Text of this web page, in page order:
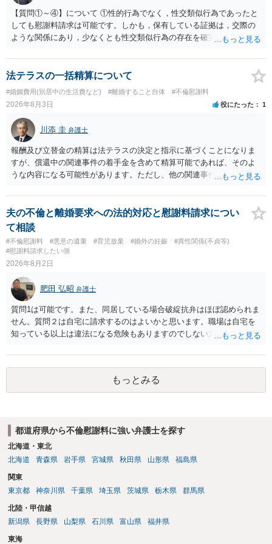
め、未就学のお子様について貴方が主として養育しているのであれ
ば、保育園等への送迎、食事・入浴・寝かしつけ等の日常的な育児、
通院や予防接種への対応、保育園との連絡、夫婦それぞれの勤務状
況、別居後にどのような養育環境を用意できるかといった、これまで
の監護実績や今後の生活状況について整理しておくとよいでしょう。
養育費については、離婚後も父母双方がそれぞれの収入に応じて負担
するのが原則となります。
【質問①～④】について ①性的行為でなく，性交類似行為であったと
しても慰謝料請求は可能です。しかも，保有している証拠は，交際の
ような関係にあり，少なくとも性交類似行為の存在を確実に証明でき
ことを窺わせるものです。）。ですから，慰謝料請求を進めることで
よいと思います。 ただ．慰謝料額については，婚姻破綻に至っていな
いとして，この点を考慮されることになるかもしれません。 ②夫との
今後のことを考えて書いてもらうか否かを検討するのがよいと思いま
す。今ある証拠以上のことを証明（証明力を強めることも含む）でき
るのであれば，前向きに検討を進めるという考え方でもよいでしょ
う。慰謝料請求としては証拠として使えることが前提であり，その価
値と夫との関係との均衡のように思います。 ③行政書士に委任をして
いるのであれば，どのような内容の委任なのか不明ですが，その行政
書士との協議になると思います。請求するか，訴訟にするか，その点
の見極めや，相手方は性交類似行為は認めているのか，それさえも否
定しているのかによって，考え方・進め方は変わってくると思いま
す。 ④性交類似行為を認めているにもかかわらず支払を拒否するので
あれば，本人（行政書士でも同じだと思います。）への対応ではあま
り変わらないように思います。減額で折り合えるなら本人様の交渉で
もよいように思いますが，ゼロかどうかの観点であれば，訴訟に進む
しかなくなるようにも思います。そうしますと，お近くの弁護士に相
談して進めることを検討した方がよいようにも思います。
法テラスの一括精算について
#婚姻費用(別居中の生活費など) #離婚すること自体 #不倫慰謝料
2026年8月3日 役にたった 1
川添 圭 弁護士
報酬及び立替金の精算は法テラスの決定と指示に基づくことになりま
すが、償還中の関連事件の着手金を含めて精算可能であれば、そのよ
うな内容になる可能性があります。ただし、他の関連事件でも相手方
情によって対応が違いますので、法テラスへお尋ねいただいた方が確
実です。
夫の不倫と離婚要求への法的対応と慰謝料請求につい
て相談
#不倫慰謝料 #悪意の遺棄 #育児放棄 #婚外の妊娠
#異性関係(不貞等)
#慰謝料請求したい側
2026年8月2日
肥田 弘昭 弁護士
質問1は可能です。また、同居している場合破綻抗弁はほぼ認められま
せん。質問２は自宅に請求するのはよいかと思います。職場は自宅を
知っている以上は違法になる危険もありますのでしない方が良いで
かと思います。有責配偶者ですので相手方からの離婚は拒否しても仮
に訴訟されても法的に成立しません。質問５は認知すると養育費支払
い、相続権が発生します。合意があれば法的に可能ですが法律で強制
することはできません。質問６は可能です。質問７は不貞行為の写真
もっとみる
都道府県から不倫慰謝料に強い弁護士を探す
北海道・東北
北海道
青森県 岩手県 宮城県 秋田県 山形県 福島県
関東
東京都
神奈川県 千葉県 埼玉県 茨城県 栃木県 群馬県
北陸・甲信越
新潟県
長野県 山梨県 石川県 富山県 福井県
東海